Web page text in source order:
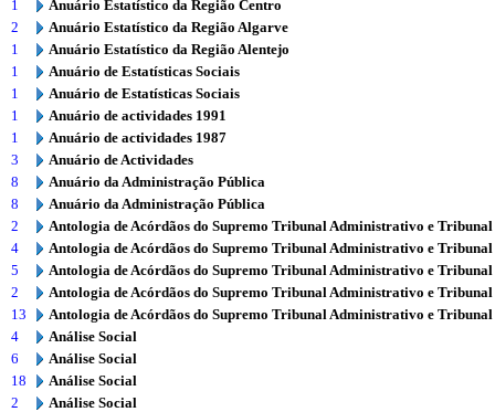
1
Anuário Estatístico da Região Centro
2
Anuário Estatístico da Região Algarve
1
Anuário Estatístico da Região Alentejo
1
Anuário de Estatísticas Sociais
1
Anuário de Estatísticas Sociais
1
Anuário de actividades 1991
1
Anuário de actividades 1987
3
Anuário de Actividades
8
Anuário da Administração Pública
8
Anuário da Administração Pública
2
Antologia de Acórdãos do Supremo Tribunal Administrativo e
4
Antologia de Acórdãos do Supremo Tribunal Administrativo e
5
Antologia de Acórdãos do Supremo Tribunal Administrativo e
2
Antologia de Acórdãos do Supremo Tribunal Administrativo e
13
Antologia de Acórdãos do Supremo Tribunal Administrativo e
4
Análise Social
6
Análise Social
18
Análise Social
2
Análise Social